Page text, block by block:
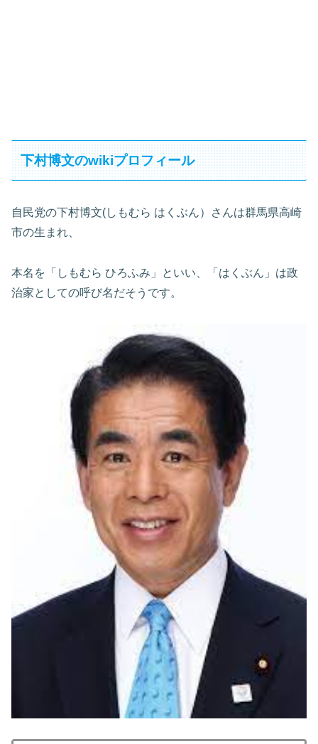
下村博文のwikiプロフィール
自民党の下村博文(しもむら はくぶん）さんは群馬県高崎
市の生まれ、
本名を「しもむら ひろふみ」といい、「はくぶん」は政
治家としての呼び名だそうです。